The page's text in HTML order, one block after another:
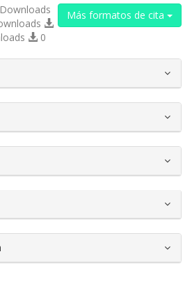
Más formatos de cita
0